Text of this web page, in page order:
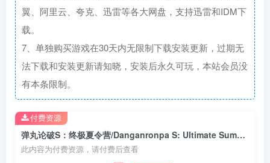
翼、阿里云、夸克、迅雷等各大网盘，支持迅雷和IDM下
载。
7、单独购买游戏在30天内无限制下载安装更新，过期无
法下载和安装更新请知晓，安装后永久可玩，本站会员没
有本条限制。
弹丸论破S：终极夏令营/Danganronpa S: Ultimate Summer Camp
此内容为付费资源，请付费后查看
付费资源